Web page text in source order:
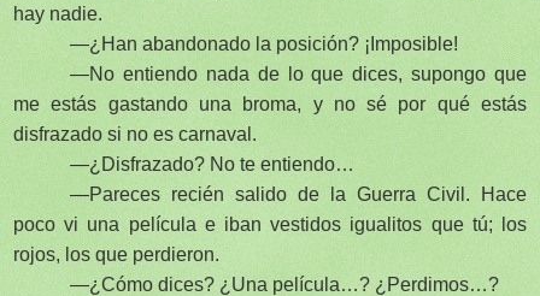
hay nadie.
—¿Han abandonado la posición? ¡Imposible!
—No entiendo nada de lo que dices, supongo que
me estás gastando una broma, y no sé por qué estás
disfrazado si no es carnaval.
—¿Disfrazado? No te entiendo…
—Pareces recién salido de la Guerra Civil. Hace
poco vi una película e iban vestidos igualitos que tú; los
rojos, los que perdieron.
—¿Cómo dices? ¿Una película…? ¿Perdimos…?